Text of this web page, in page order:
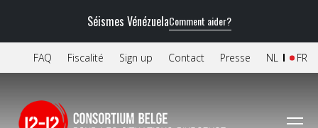
Séismes VénézuelaComment aider?
FAQ Fiscalité Sign up Contact Presse FR
NL